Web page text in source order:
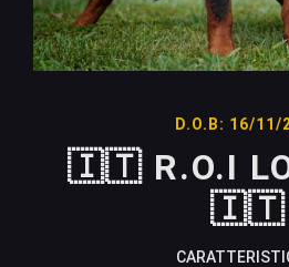
D.O.B: 16/11/
🇮🇹 R.O.I
🇮🇹